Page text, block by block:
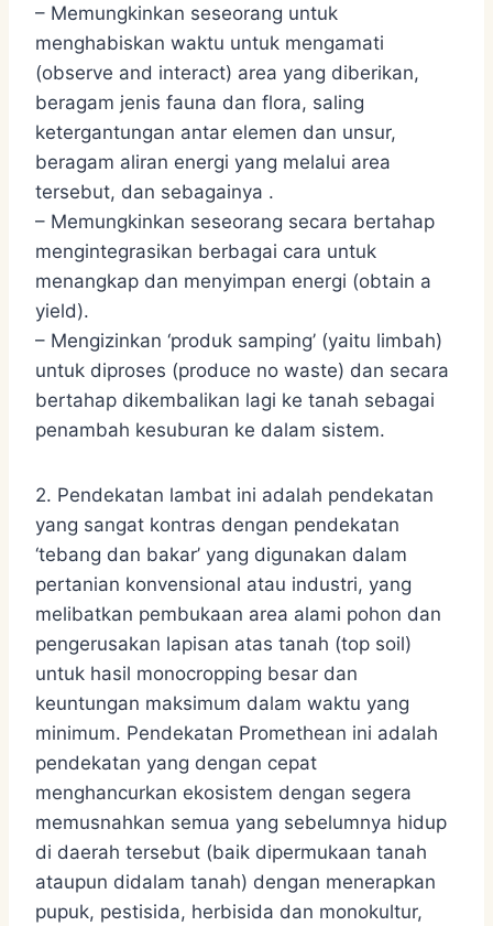
– Memungkinkan seseorang untuk
menghabiskan waktu untuk mengamati
(observe and interact) area yang diberikan,
beragam jenis fauna dan flora, saling
ketergantungan antar elemen dan unsur,
beragam aliran energi yang melalui area
tersebut, dan sebagainya .
– Memungkinkan seseorang secara bertahap
mengintegrasikan berbagai cara untuk
menangkap dan menyimpan energi (obtain a
yield).
– Mengizinkan ‘produk samping’ (yaitu limbah)
untuk diproses (produce no waste) dan secara
bertahap dikembalikan lagi ke tanah sebagai
penambah kesuburan ke dalam sistem.
2. Pendekatan lambat ini adalah pendekatan
yang sangat kontras dengan pendekatan
‘tebang dan bakar’ yang digunakan dalam
pertanian konvensional atau industri, yang
melibatkan pembukaan area alami pohon dan
pengerusakan lapisan atas tanah (top soil)
untuk hasil monocropping besar dan
keuntungan maksimum dalam waktu yang
minimum. Pendekatan Promethean ini adalah
pendekatan yang dengan cepat
menghancurkan ekosistem dengan segera
memusnahkan semua yang sebelumnya hidup
di daerah tersebut (baik dipermukaan tanah
ataupun didalam tanah) dengan menerapkan
pupuk, pestisida, herbisida dan monokultur,